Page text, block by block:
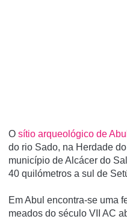
O sí­tio arqueológico de Abul
do rio Sado, na Herdade
municí­pio de Alcácer do
40 quilómetros a sul de
Em Abul encontra-se uma
meados do século VII AC